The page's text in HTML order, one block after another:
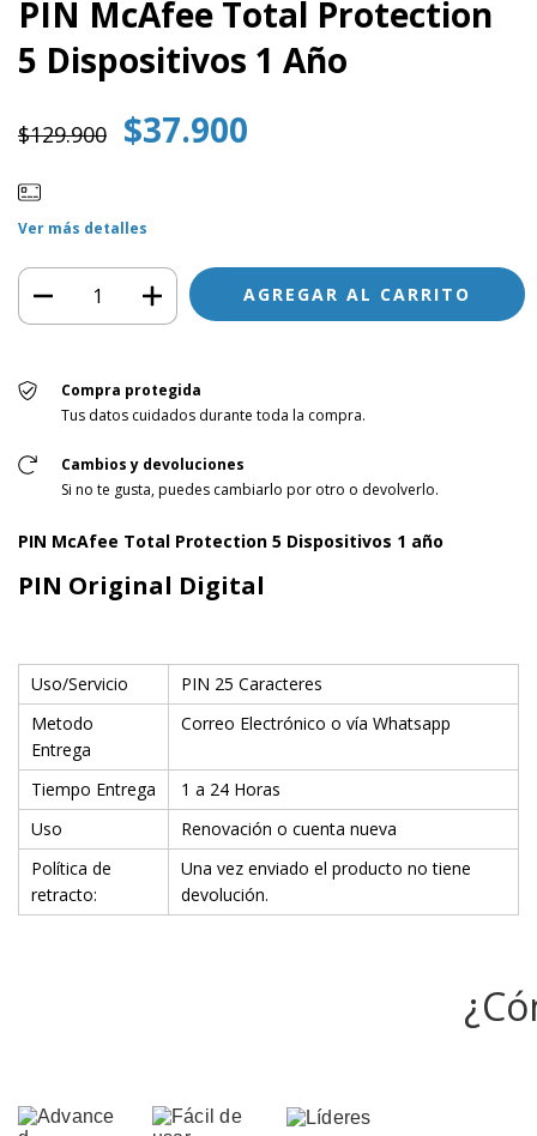
PIN McAfee Total Protection
5 Dispositivos 1 Año
$129.900 $37.900
Ver más detalles
Compra protegida
Tus datos cuidados durante toda la compra.
Cambios y devoluciones
Si no te gusta, puedes cambiarlo por otro o devolverlo.
PIN McAfee Total Protection 5 Dispositivos 1 año
PIN Original Digital
Uso/Servicio
PIN 25 Caracteres
Metodo
Entrega
Correo Electrónico o vía Whatsapp
Tiempo Entrega
1 a 24 Horas
Uso
Renovación o cuenta nueva
Política de
retracto:
Una vez enviado el producto no tiene
devolución.